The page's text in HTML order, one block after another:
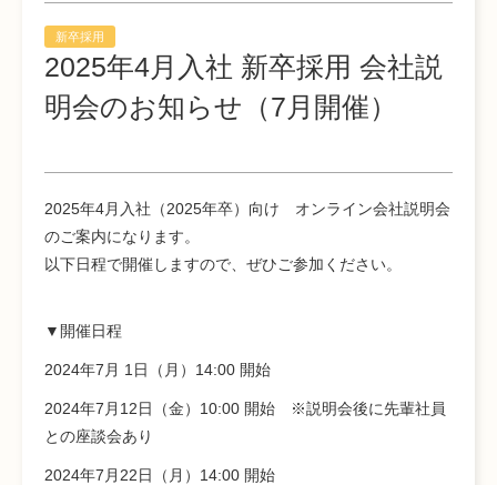
新卒採用
2025年4月入社 新卒採用 会社説
明会のお知らせ（7月開催）
2025年4月入社（2025年卒）向け オンライン会社説明会
のご案内になります。
以下日程で開催しますので、ぜひご参加ください。
▼開催日程
2024年7月 1日（月）14:00 開始
2024年7月12日（金）10:00 開始 ※説明会後に先輩社員
との座談会あり
2024年7月22日（月）14:00 開始